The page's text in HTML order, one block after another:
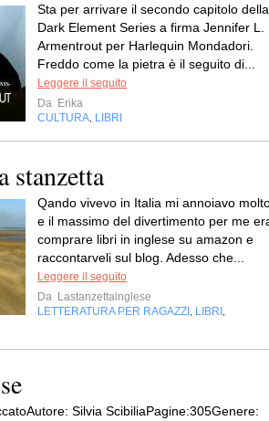
Sta per arrivare il secondo capitolo della
Dark Element Series a firma Jennifer L.
Armentrout per Harlequin Mondadori.
Freddo come la pietra è il seguito di...
Leggere il seguito
Da Erika
CULTURA LIBRI
stanzetta
Qando vivevo in Italia mi annoiavo
e il massimo del divertimento per me
comprare libri in inglese su amazon e
raccontarveli sul blog. Adesso che...
Leggere il seguito
Da Lastanzettainglese
LETTERATURA PER RAGAZZI
LIBRI
Silvia ScibiliaPagine:305Genere: